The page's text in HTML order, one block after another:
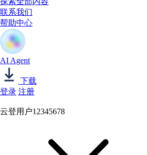
联系我们
帮助中心
AI Agent
下载
登录 注册
云登用户12345678